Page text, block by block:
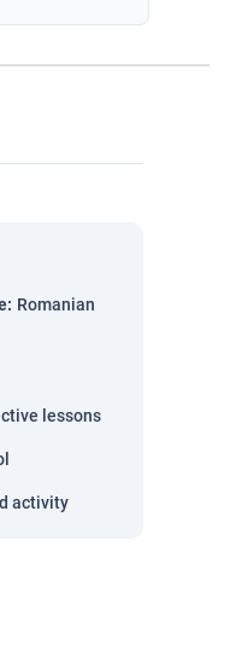
: Romanian
lessons
activity